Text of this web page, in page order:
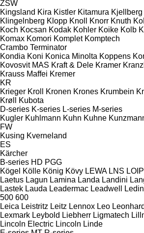
ZSW
Kingsland Kira Kistler Kitamura Kjellberg
Klingelnberg Klopp Knoll Knorr Knuth
Koch Kocsan Kodak Kohler Koike Kolb
Komax Komori Komplet Komptech
Crambo Terminator
Kondia Koni Konica Minolta Koppens
Kovosvit MAS Kraft & Dele Kramer
Krauss Maffei Kremer
KR
Krieger Kroll Kronen Krones Krumbein
Krøll
Kubota
D-series K-series L-series M-series
Kugler Kuhlmann Kuhn Kuhne
FW
Kusing Kverneland
ES
Kärcher
B-series HD PGG
Kögel Kölle König Kövy LEWA LNS LOIP
Laetus Lagun Lamina Landa Landini
Lastek Lauda Leadermac Leadwell
500 600
Leica Leistritz Leitz Lennox Leo
Lexmark Leybold Liebherr Ligmatech
Lincoln Electric Lincoln Linde